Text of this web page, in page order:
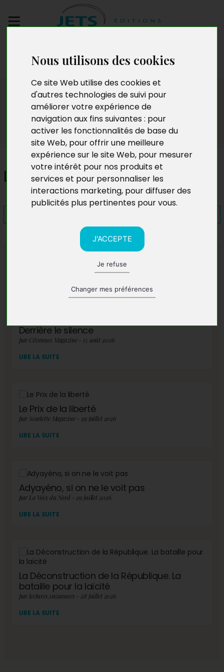
Nous utilisons des cookies
Ce site Web utilise des cookies et
d'autres technologies de suivi pour
améliorer votre expérience de
navigation aux fins suivantes : pour
activer les fonctionnalités de base du
site Web, pour offrir une meilleure
expérience sur le site Web, pour mesurer
votre intérêt pour nos produits et
services et pour personnaliser les
interactions marketing, pour diffuser des
publicités plus pertinentes pour vous.
J'ACCEPTE
Je refuse
Changer mes préférences
manuscrit
Presse
Le Journaliste et le Coureur
A lire également
Derrière le silence
par Cévennes Magazine - 15 août 2026
LIRE LA SUITE
Le Prix de la liberté
par Scarlette Magazine - 29 juillet 2026
LIRE LA SUITE
Adyayéno, si on ne le voit pas
par La Voix du Nord - 29 juillet 2026
LIRE LA SUITE
La Déconstruction de la République. La
bataille pour la laïcité
par lectures.suzannees - 28 juillet 2026
LIRE LA SUITE